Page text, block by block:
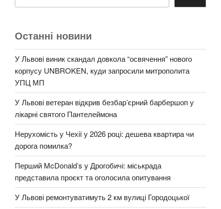
Останні новини
У Львові виник скандал довкола “освячення” нового
корпусу UNBROKEN, куди запросили митрополита
УПЦ МП
У Львові ветеран відкрив безбар’єрний барбершоп у
лікарні святого Пантелеймона
Нерухомість у Чехії у 2026 році: дешева квартира чи
дорога помилка?
Перший McDonald’s у Дрогобичі: міськрада
представила проєкт та оголосила опитування
У Львові ремонтуватимуть 2 км вулиці Городоцької